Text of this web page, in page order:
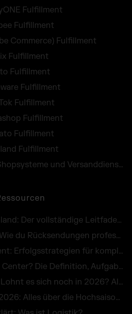
Fulfillment
Fulfillment
Commerce) Fulfillment
Fulfillment
Fulfillment
Fulfillment
Fulfillment
Fulfillment
Fulfillment
Fulfillment
Alle Integrationen — Shopsysteme und Versanddienste
Fulfillment in Deutschland: Der vollständige Leitfaden für E-Commerce Händler
Fulfillment Retouren: Wie du Rücksendungen professionell abwickelst und als Chance nutzt
Omnichannel Fulfillment: Erfolgsstrategien für komplexe Unternehmenslogistik
Was ist ein Fulfillment Center? Die Definition, Aufgaben und Kosten im großen Überblick
Was ist Amazon FBA? Lohnt es sich noch in 2026? Alle Infos zu Kosten, Vorteilen & Alternativen
Amazon Aktionstage 2026: Alles über die Hochsaison im Online-Handel